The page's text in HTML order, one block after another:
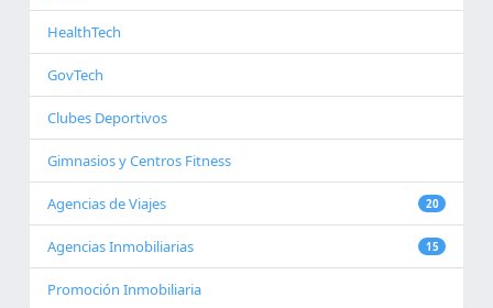
HealthTech
GovTech
Clubes Deportivos
Gimnasios y Centros Fitness
Agencias de Viajes 20
Agencias Inmobiliarias 15
Promoción Inmobiliaria